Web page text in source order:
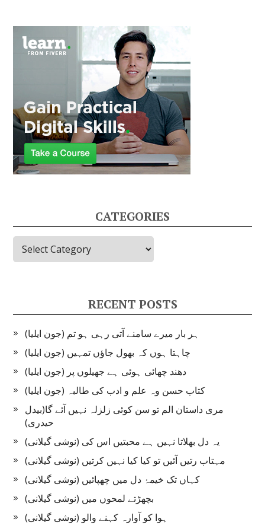
CATEGORIES
Categories
RECENT POSTS
ہر بار میرے سامنے آتی رہی ہو تم (جون ایلیا)
چاہتا ہوں کہ بھول جاؤں تمہیں (جون ایلیا)
دھند چھائی ہوئی ہے جھیلوں پر (جون ایلیا)
کتاب حسن وہ علم و ادب کی طالبہ (جون ایلیا)
مری داستان الم تو سن کوئی زلزلہ نہیں آئے گا(بیدل
حیدری)
یہ دل بھلاتا نہیں ہے محبتیں اس کی (نوشی گیلانی)
مہتاب رتیں آئیں تو کیا کیا نہیں کرتیں (نوشی گیلانی)
کہاں تک خیمۂ دل میں چھپائیں (نوشی گیلانی)
بچھڑتے لمحوں میں (نوشی گیلانی)
ہوا کو آوارہ کہنے والو (نوشی گیلانی)